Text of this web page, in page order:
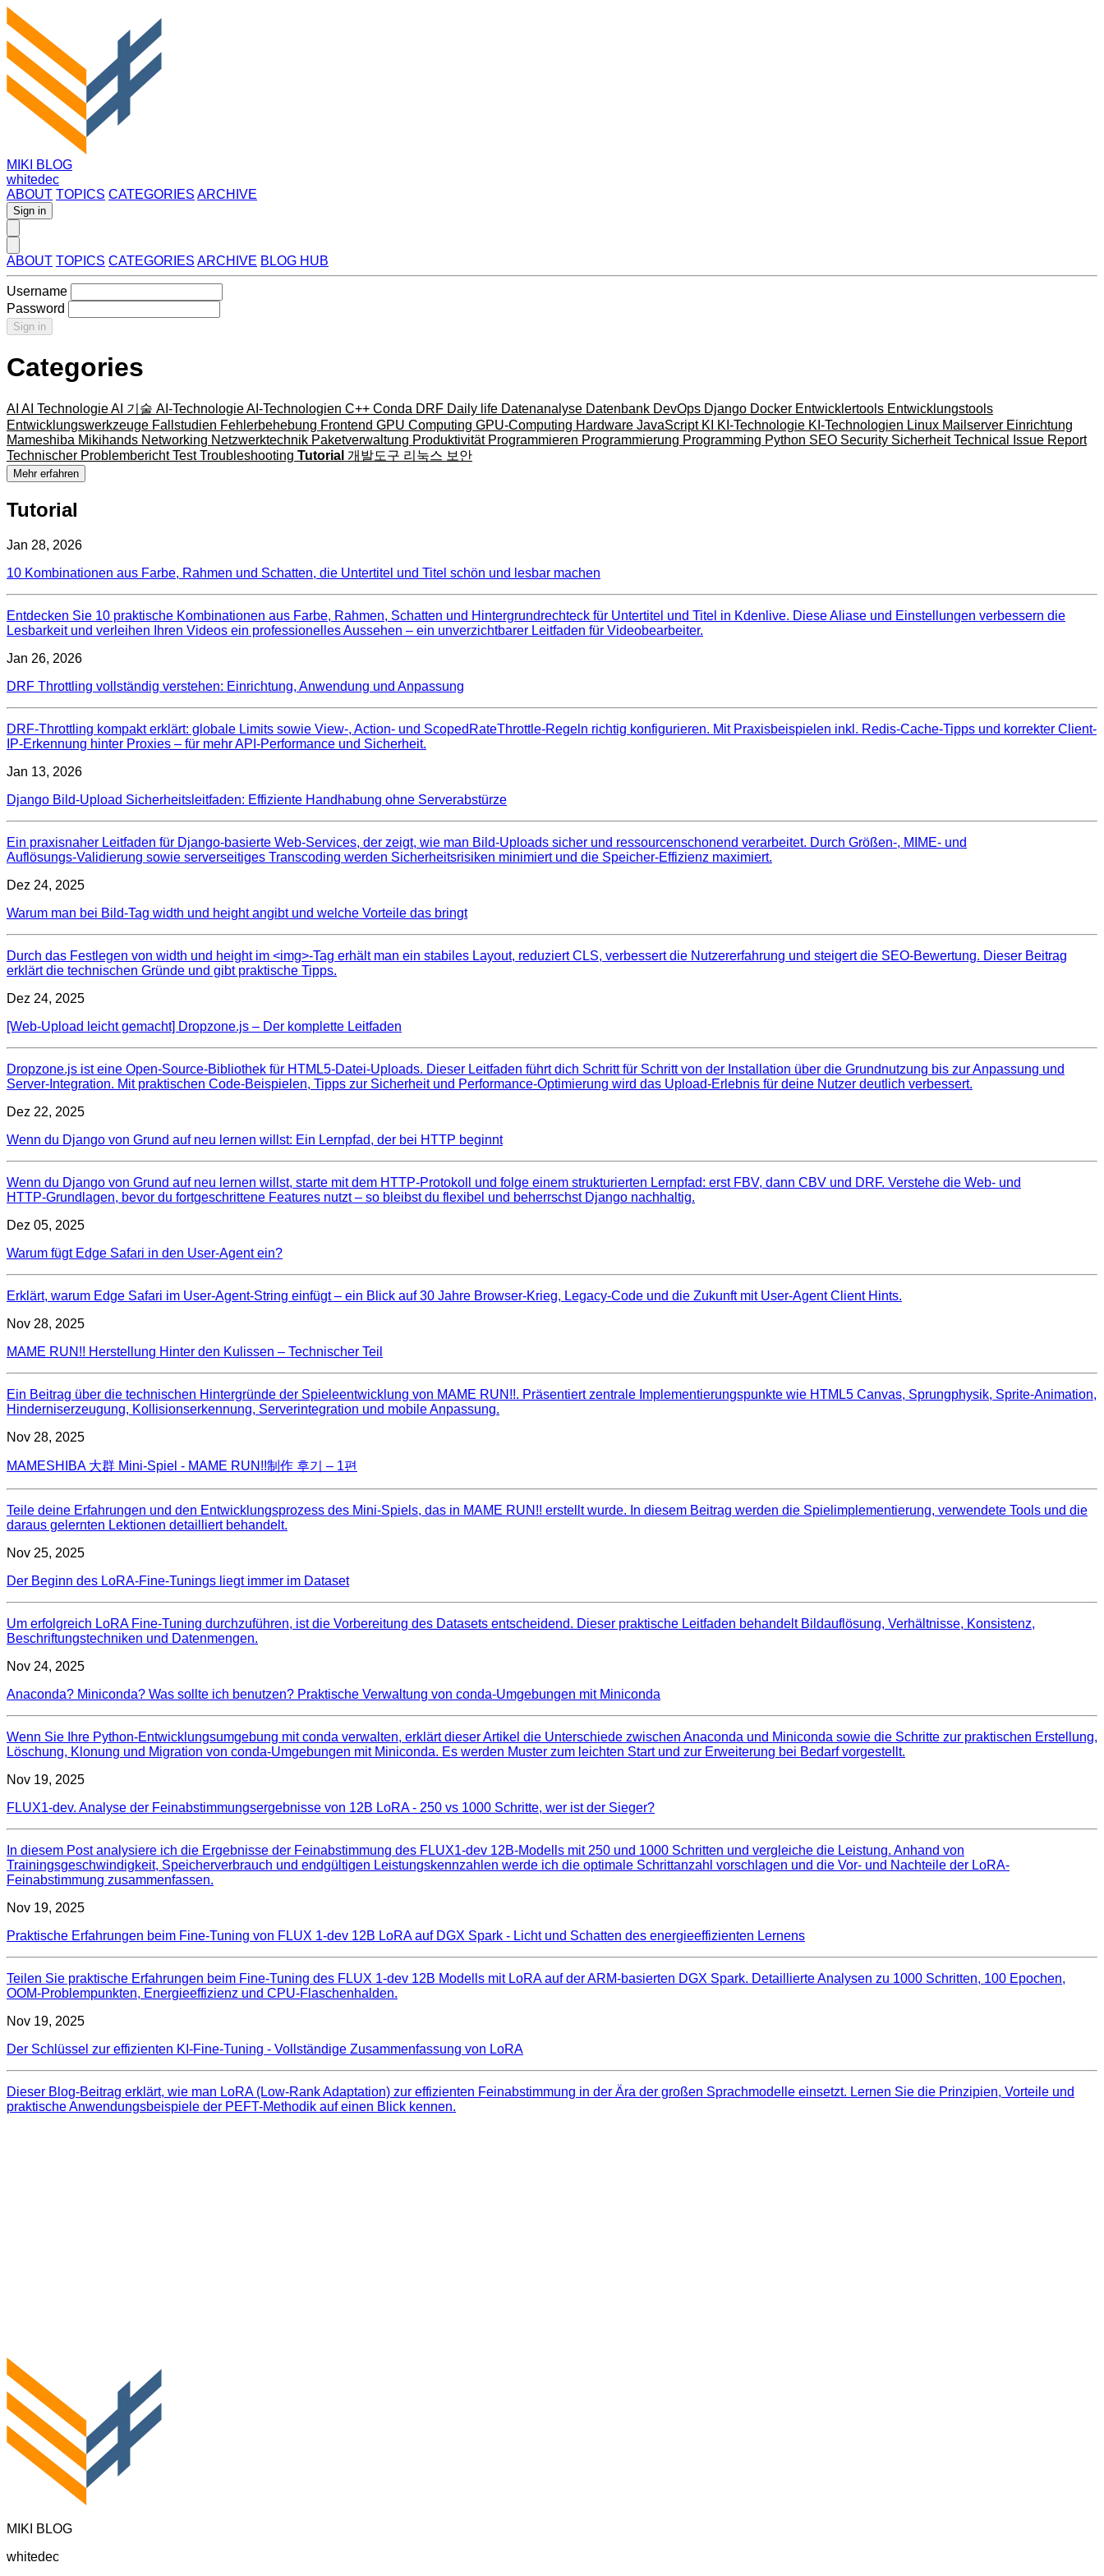
MIKI BLOG
whitedec
ABOUT TOPICS CATEGORIES ARCHIVE
Sign in
ABOUT TOPICS CATEGORIES ARCHIVE BLOG HUB
Username
Password
Sign in
Categories
AI AI TechnologieAI 기술 AI-TechnologieAI-Technologien C++ Conda DRF Daily life Datenanalyse Datenbank DevOps Django Docker Entwicklertools Entwicklungstools
Entwicklungswerkzeuge Fallstudien Fehlerbehebung Frontend GPU Computing GPU-Computing Hardware JavaScript KI KI-Technologie KI-Technologien Linux Mailserver Einrichtung
Mameshiba Mikihands Networking Netzwerktechnik Paketverwaltung Produktivität Programmieren Programmierung Programming Python SEO Security SicherheitTechnical Issue Report
Technischer ProblemberichtTestTroubleshooting Tutorial 개발도구 리눅스 보안
Mehr erfahren
Tutorial
Jan 28, 2026
10 Kombinationen aus Farbe, Rahmen und Schatten, die Untertitel und Titel schön und lesbar machen
Entdecken Sie 10 praktische Kombinationen aus Farbe, Rahmen, Schatten und Hintergrundrechteck für Untertitel und Titel in Kdenlive. Diese Aliase und Einstellungen verbessern die
Lesbarkeit und verleihen Ihren Videos ein professionelles Aussehen – ein unverzichtbarer Leitfaden für Videobearbeiter.
Jan 26, 2026
DRF Throttling vollständig verstehen: Einrichtung, Anwendung und Anpassung
DRF-Throttling kompakt erklärt: globale Limits sowie View-, Action- und ScopedRateThrottle-Regeln richtig konfigurieren. Mit Praxisbeispielen inkl. Redis-Cache-Tipps und korrekter Client-
IP-Erkennung hinter Proxies – für mehr API-Performance und Sicherheit.
Jan 13, 2026
Django Bild-Upload Sicherheitsleitfaden: Effiziente Handhabung ohne Serverabstürze
Ein praxisnaher Leitfaden für Django‑basierte Web‑Services, der zeigt, wie man Bild‑Uploads sicher und ressourcenschonend verarbeitet. Durch Größen‑, MIME‑ und
Auflösungs‑Validierung sowie serverseitiges Transcoding werden Sicherheitsrisiken minimiert und die Speicher‑Effizienz maximiert.
Dez 24, 2025
Warum man bei Bild-Tag width und height angibt und welche Vorteile das bringt
Durch das Festlegen von width und height im <img>-Tag erhält man ein stabiles Layout, reduziert CLS, verbessert die Nutzererfahrung und steigert die SEO‑Bewertung. Dieser Beitrag
erklärt die technischen Gründe und gibt praktische Tipps.
Dez 24, 2025
[Web-Upload leicht gemacht] Dropzone.js – Der komplette Leitfaden
Dropzone.js ist eine Open‑Source‑Bibliothek für HTML5‑Datei‑Uploads. Dieser Leitfaden führt dich Schritt für Schritt von der Installation über die Grundnutzung bis zur Anpassung und
Server‑Integration. Mit praktischen Code‑Beispielen, Tipps zur Sicherheit und Performance‑Optimierung wird das Upload‑Erlebnis für deine Nutzer deutlich verbessert.
Dez 22, 2025
Wenn du Django von Grund auf neu lernen willst: Ein Lernpfad, der bei HTTP beginnt
Wenn du Django von Grund auf neu lernen willst, starte mit dem HTTP‑Protokoll und folge einem strukturierten Lernpfad: erst FBV, dann CBV und DRF. Verstehe die Web‑ und
HTTP‑Grundlagen, bevor du fortgeschrittene Features nutzt – so bleibst du flexibel und beherrschst Django nachhaltig.
Dez 05, 2025
Warum fügt Edge Safari in den User‑Agent ein?
Erklärt, warum Edge Safari im User‑Agent‑String einfügt – ein Blick auf 30 Jahre Browser‑Krieg, Legacy‑Code und die Zukunft mit User‑Agent Client Hints.
Nov 28, 2025
MAME RUN!! Herstellung Hinter den Kulissen – Technischer Teil
Ein Beitrag über die technischen Hintergründe der Spieleentwicklung von MAME RUN!!. Präsentiert zentrale Implementierungspunkte wie HTML5 Canvas, Sprungphysik, Sprite-Animation,
Hinderniserzeugung, Kollisionserkennung, Serverintegration und mobile Anpassung.
Nov 28, 2025
MAMESHIBA 大群 Mini-Spiel - MAME RUN!!制作 후기 – 1편
Teile deine Erfahrungen und den Entwicklungsprozess des Mini-Spiels, das in MAME RUN!! erstellt wurde. In diesem Beitrag werden die Spielimplementierung, verwendete Tools und die
daraus gelernten Lektionen detailliert behandelt.
Nov 25, 2025
Der Beginn des LoRA-Fine-Tunings liegt immer im Dataset
Um erfolgreich LoRA Fine-Tuning durchzuführen, ist die Vorbereitung des Datasets entscheidend. Dieser praktische Leitfaden behandelt Bildauflösung, Verhältnisse, Konsistenz,
Beschriftungstechniken und Datenmengen.
Nov 24, 2025
Anaconda? Miniconda? Was sollte ich benutzen? Praktische Verwaltung von conda-Umgebungen mit Miniconda
Wenn Sie Ihre Python-Entwicklungsumgebung mit conda verwalten, erklärt dieser Artikel die Unterschiede zwischen Anaconda und Miniconda sowie die Schritte zur praktischen Erstellung,
Löschung, Klonung und Migration von conda-Umgebungen mit Miniconda. Es werden Muster zum leichten Start und zur Erweiterung bei Bedarf vorgestellt.
Nov 19, 2025
FLUX1-dev. Analyse der Feinabstimmungsergebnisse von 12B LoRA - 250 vs 1000 Schritte, wer ist der Sieger?
In diesem Post analysiere ich die Ergebnisse der Feinabstimmung des FLUX1-dev 12B-Modells mit 250 und 1000 Schritten und vergleiche die Leistung. Anhand von
Trainingsgeschwindigkeit, Speicherverbrauch und endgültigen Leistungskennzahlen werde ich die optimale Schrittanzahl vorschlagen und die Vor- und Nachteile der LoRA-
Feinabstimmung zusammenfassen.
Nov 19, 2025
Praktische Erfahrungen beim Fine-Tuning von FLUX 1-dev 12B LoRA auf DGX Spark - Licht und Schatten des energieeffizienten Lernens
Teilen Sie praktische Erfahrungen beim Fine-Tuning des FLUX 1-dev 12B Modells mit LoRA auf der ARM-basierten DGX Spark. Detaillierte Analysen zu 1000 Schritten, 100 Epochen,
OOM-Problempunkten, Energieeffizienz und CPU-Flaschenhalden.
Nov 19, 2025
Der Schlüssel zur effizienten KI-Fine-Tuning - Vollständige Zusammenfassung von LoRA
Dieser Blog-Beitrag erklärt, wie man LoRA (Low‑Rank Adaptation) zur effizienten Feinabstimmung in der Ära der großen Sprachmodelle einsetzt. Lernen Sie die Prinzipien, Vorteile und
praktische Anwendungsbeispiele der PEFT-Methodik auf einen Blick kennen.
MIKI BLOG
whitedec